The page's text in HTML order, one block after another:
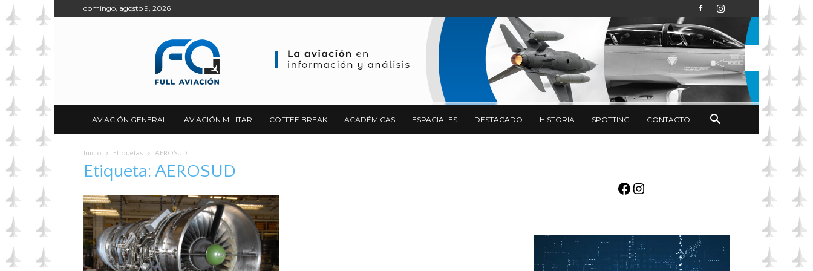
domingo, agosto 9, 2026
AVIACIÓN GENERAL AVIACIÓN MILITAR COFFEE BREAK ACADÉMICAS ESPACIALES DESTACADO HISTORIA SPOTTING CONTACTO
Inicio Etiquetas AEROSUD
Etiqueta: AEROSUD
Facebook
Instagram